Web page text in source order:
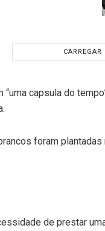
CARREGAR
capsula do
foram
de prestar